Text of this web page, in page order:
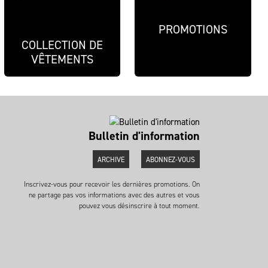
COLLECTION DE
VÊTEMENTS
PROMOTIONS
Bulletin d'information
ARCHIVE ABONNEZ-VOUS
Inscrivez-vous pour recevoir les dernières promotions. On
ne partage pas vos informations avec des autres et vous
pouvez vous désinscrire à tout moment.